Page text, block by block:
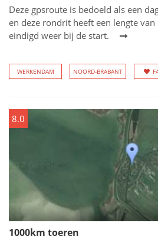
Deze gpsroute is bedoeld als een
en deze rondrit heeft een lengte
eindigd weer bij de start.
WERKENDAM NOORD-BRABANT
8.0
1000km toeren